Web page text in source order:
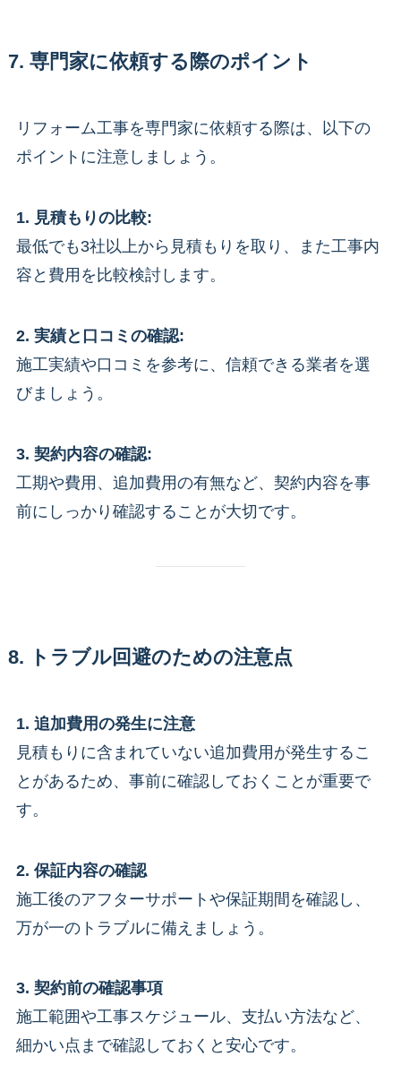
7. 専門家に依頼する際のポイント
リフォーム工事を専門家に依頼する際は、以下の
ポイントに注意しましょう。
1. 見積もりの比較:
最低でも3社以上から見積もりを取り、また工事内
容と費用を比較検討します。
2. 実績と口コミの確認:
施工実績や口コミを参考に、信頼できる業者を選
びましょう。
3. 契約内容の確認:
工期や費用、追加費用の有無など、契約内容を事
前にしっかり確認することが大切です。
8. トラブル回避のための注意点
1. 追加費用の発生に注意
見積もりに含まれていない追加費用が発生するこ
とがあるため、事前に確認しておくことが重要で
す。
2. 保証内容の確認
施工後のアフターサポートや保証期間を確認し、
万が一のトラブルに備えましょう。
3. 契約前の確認事項
施工範囲や工事スケジュール、支払い方法など、
細かい点まで確認しておくと安心です。